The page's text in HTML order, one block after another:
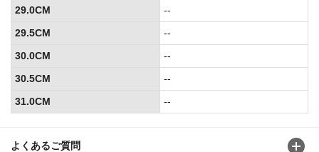
よくあるご質問
29.0CM
--
29.5CM
--
30.0CM
--
30.5CM
--
31.0CM
--